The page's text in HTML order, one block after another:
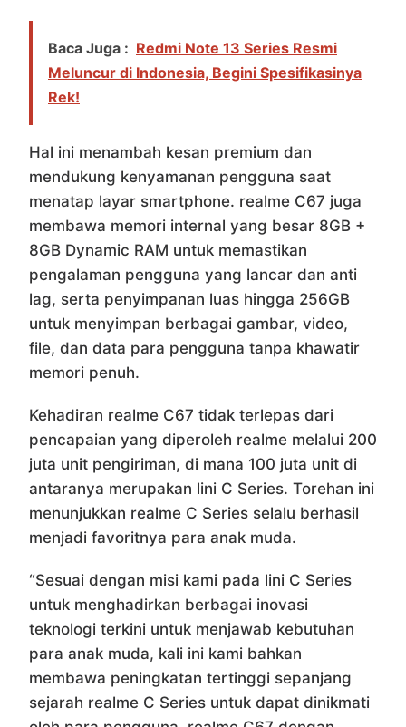
Baca Juga : Redmi Note 13 Series Resmi
Meluncur di Indonesia, Begini Spesifikasinya
Rek!
Hal ini menambah kesan premium dan
mendukung kenyamanan pengguna saat
menatap layar smartphone. realme C67 juga
membawa memori internal yang besar 8GB +
8GB Dynamic RAM untuk memastikan
pengalaman pengguna yang lancar dan anti
lag, serta penyimpanan luas hingga 256GB
untuk menyimpan berbagai gambar, video,
file, dan data para pengguna tanpa khawatir
memori penuh.
Kehadiran realme C67 tidak terlepas dari
pencapaian yang diperoleh realme melalui 200
juta unit pengiriman, di mana 100 juta unit di
antaranya merupakan lini C Series. Torehan ini
menunjukkan realme C Series selalu berhasil
menjadi favoritnya para anak muda.
“Sesuai dengan misi kami pada lini C Series
untuk menghadirkan berbagai inovasi
teknologi terkini untuk menjawab kebutuhan
para anak muda, kali ini kami bahkan
membawa peningkatan tertinggi sepanjang
sejarah realme C Series untuk dapat dinikmati